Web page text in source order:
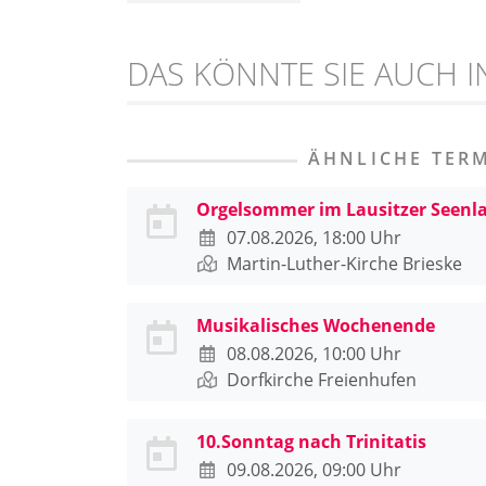
DAS KÖNNTE SIE AUCH
ÄHNLICHE
Orgelsommer im Lausitzer
07.08.2026, 18:00 Uhr
Martin-Luther-Kirche Brieske
Musikalisches Wochenende
08.08.2026, 10:00 Uhr
Dorfkirche Freienhufen
10.Sonntag nach Trinitatis
09.08.2026, 09:00 Uhr